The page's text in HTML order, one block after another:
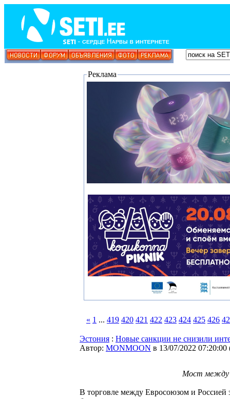
Реклама
« 1 ... 419 420 421 422 423 424 425 426
Эстония : Новые санкции не снизили
Автор: MONMOON в 13/07/2022 07:20:00
Мост между
В торговле между Евросоюзом и Россией